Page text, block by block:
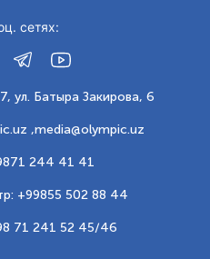
сетях:
ул. Батыра Закирова, 6
,media@olympic.uz
244 41 41
+99855 502 88 44
71 241 52 45/46